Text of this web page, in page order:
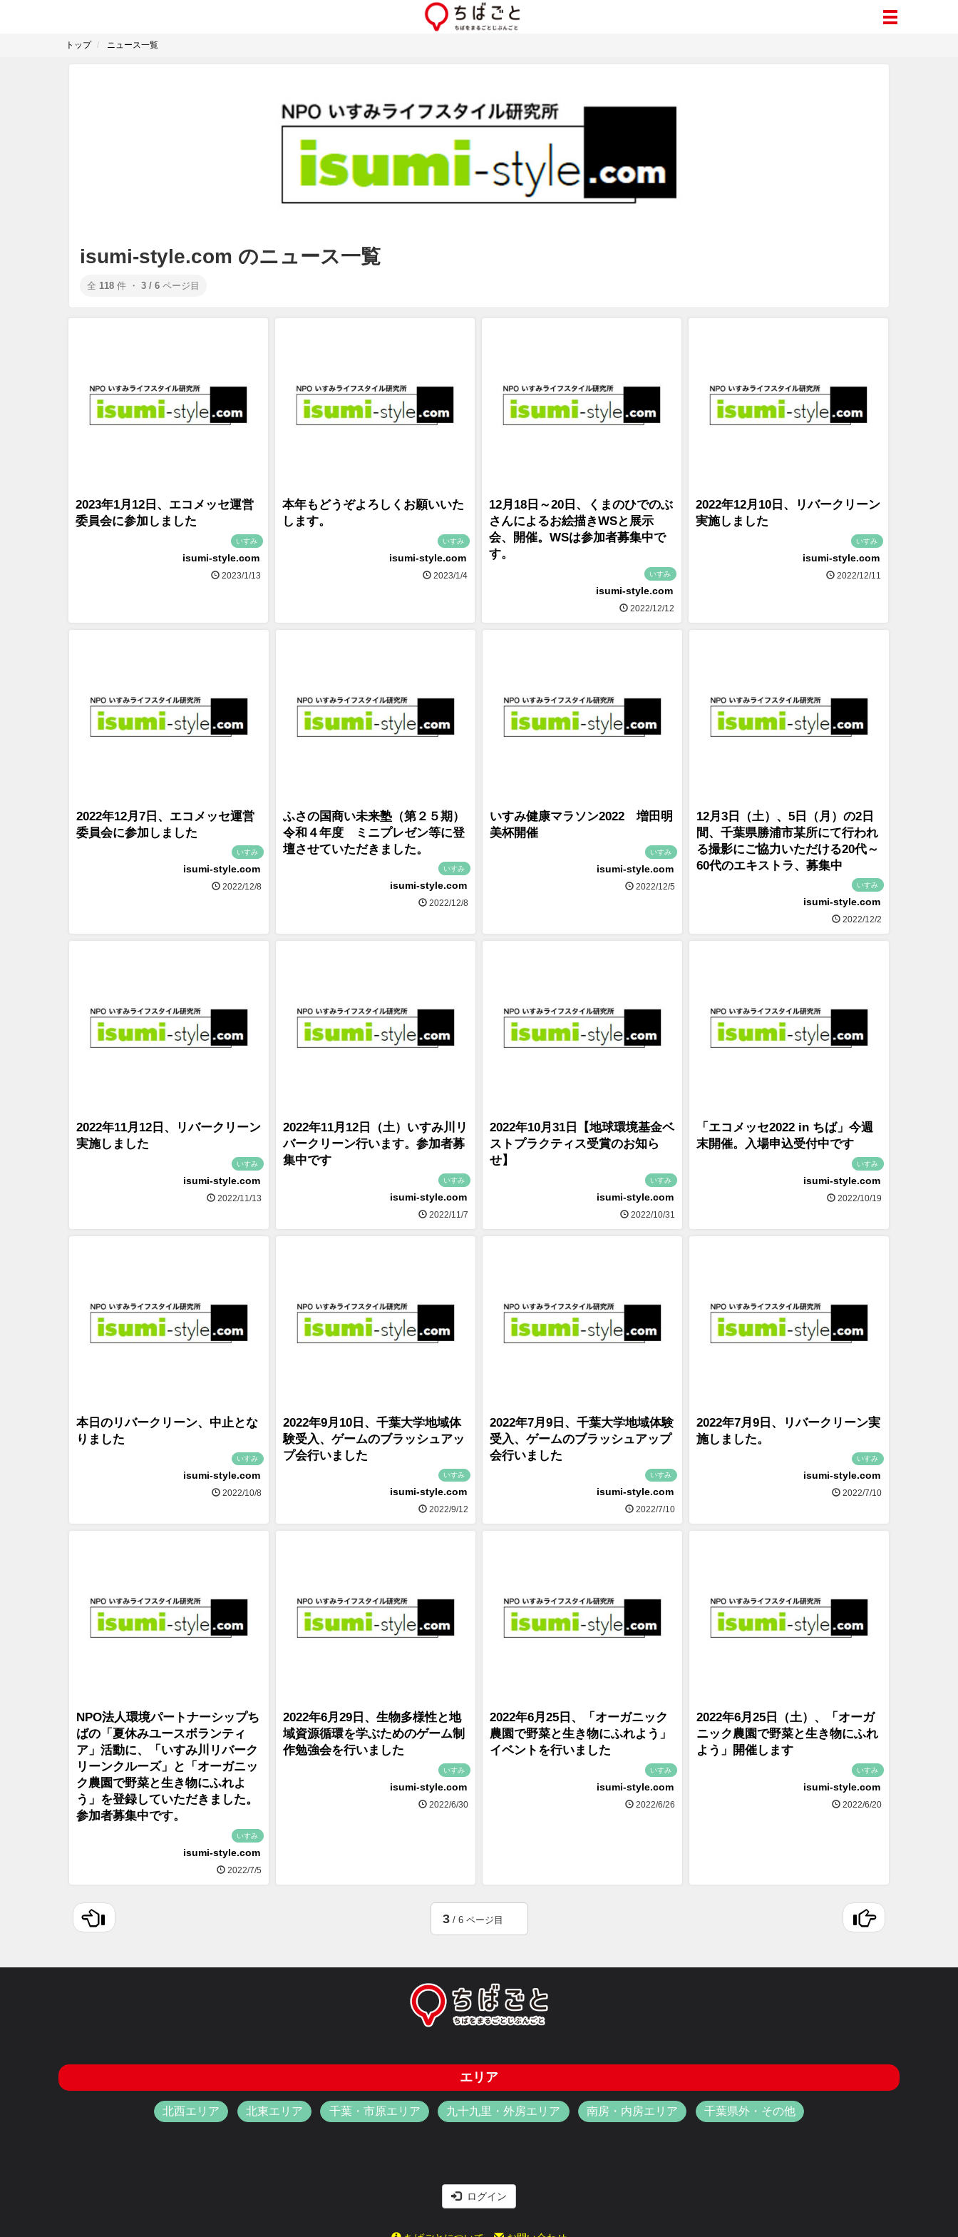
トップ ニュース一覧
isumi-style.com のニュース一覧
全 118 件 ・ 3 / 6 ページ目
2023年1月12日、エコメッセ運営
委員会に参加しました
いすみ
isumi-style.com
2023/1/13
本年もどうぞよろしくお願いいた
します。
いすみ
isumi-style.com
2023/1/4
12月18日～20日、くまのひでのぶ
さんによるお絵描きWSと展示
会、開催。WSは参加者募集中で
す。
いすみ
isumi-style.com
2022/12/12
2022年12月10日、リバークリーン
実施しました
いすみ
isumi-style.com
2022/12/11
2022年12月7日、エコメッセ運営
委員会に参加しました
いすみ
isumi-style.com
2022/12/8
ふさの国商い未来塾（第２５期）
令和４年度 ミニプレゼン等に登
壇させていただきました。
いすみ
isumi-style.com
2022/12/8
いすみ健康マラソン2022 増田明
美杯開催
いすみ
isumi-style.com
2022/12/5
12月3日（土）、5日（月）の2日
間、千葉県勝浦市某所にて行われ
る撮影にご協力いただける20代～
60代のエキストラ、募集中
いすみ
isumi-style.com
2022/12/2
2022年11月12日、リバークリーン
実施しました
いすみ
isumi-style.com
2022/11/13
2022年11月12日（土）いすみ川リ
バークリーン行います。参加者募
集中です
いすみ
isumi-style.com
2022/11/7
2022年10月31日【地球環境基金ベ
ストプラクティス受賞のお知ら
せ】
いすみ
isumi-style.com
2022/10/31
「エコメッセ2022 in ちば」今週
末開催。入場申込受付中です
いすみ
isumi-style.com
2022/10/19
本日のリバークリーン、中止とな
りました
いすみ
isumi-style.com
2022/10/8
2022年9月10日、千葉大学地域体
験受入、ゲームのブラッシュアッ
プ会行いました
いすみ
isumi-style.com
2022/9/12
2022年7月9日、千葉大学地域体験
受入、ゲームのブラッシュアップ
会行いました
いすみ
isumi-style.com
2022/7/10
2022年7月9日、リバークリーン実
施しました。
いすみ
isumi-style.com
2022/7/10
NPO法人環境パートナーシップち
ばの「夏休みユースボランティ
ア」活動に、「いすみ川リバーク
リーンクルーズ」と「オーガニッ
ク農園で野菜と生き物にふれよ
う」を登録していただきました。
参加者募集中です。
いすみ
isumi-style.com
2022/7/5
2022年6月29日、生物多様性と地
域資源循環を学ぶためのゲーム制
作勉強会を行いました
いすみ
isumi-style.com
2022/6/30
2022年6月25日、「オーガニック
農園で野菜と生き物にふれよう」
イベントを行いました
いすみ
isumi-style.com
2022/6/26
2022年6月25日（土）、「オーガ
ニック農園で野菜と生き物にふれ
よう」開催します
いすみ
isumi-style.com
2022/6/20
3/ 6 ページ目
エリア
北西エリア 北東エリア 千葉・市原エリア 九十九里・外房エリア 南房・内房エリア 千葉県外・その他
ログイン